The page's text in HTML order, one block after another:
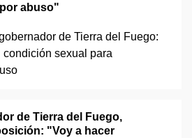
abuso"
de Tierra del Fuego,
"Voy a hacer